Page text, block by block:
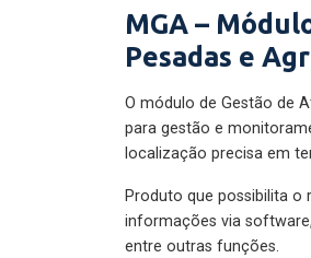
MGA –
Pesadas e
O módulo de Gestão de
para gestão e
localização precisa em
Produto que possibilita o
informações via
entre outras funções.